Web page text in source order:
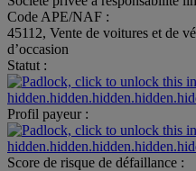
Code APE/NAF :
45112, Vente de voitures et de
d’occasion
Statut :
Profil payeur :
Score de risque de défaillance :